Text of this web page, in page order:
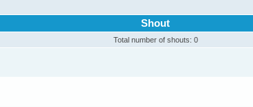
Shout
Total number of shouts: 0